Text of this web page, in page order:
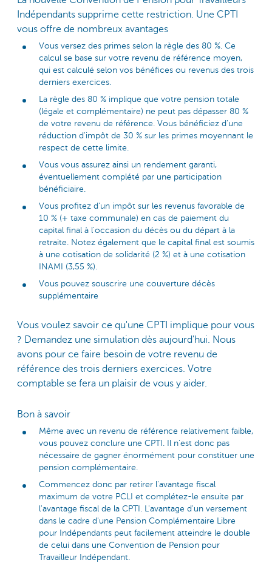
Indépendants supprime cette restriction. Une CPTI
vous offre de nombreux avantages
Vous versez des primes selon la règle des 80 %. Ce
calcul se base sur votre revenu de référence moyen,
qui est calculé selon vos bénéfices ou revenus des trois
derniers exercices.
La règle des 80 % implique que votre pension totale
(légale et complémentaire) ne peut pas dépasser 80 %
de votre revenu de référence. Vous bénéficiez d'une
réduction d'impôt de 30 % sur les primes moyennant le
respect de cette limite.
Vous vous assurez ainsi un rendement garanti,
éventuellement complété par une participation
bénéficiaire.
Vous profitez d'un impôt sur les revenus favorable de
10 % (+ taxe communale) en cas de paiement du
capital final à l'occasion du décès ou du départ à la
retraite. Notez également que le capital final est soumis
à une cotisation de solidarité (2 %) et à une cotisation
INAMI (3,55 %).
Vous pouvez souscrire une couverture décès
supplémentaire
Vous voulez savoir ce qu'une CPTI implique pour vous
? Demandez une simulation dès aujourd'hui. Nous
avons pour ce faire besoin de votre revenu de
référence des trois derniers exercices. Votre
comptable se fera un plaisir de vous y aider.
Bon à savoir
Même avec un revenu de référence relativement faible,
vous pouvez conclure une CPTI. Il n'est donc pas
nécessaire de gagner énormément pour constituer une
pension complémentaire.
Commencez donc par retirer l'avantage fiscal
maximum de votre PCLI et complétez-le ensuite par
l'avantage fiscal de la CPTI. L'avantage d'un versement
dans le cadre d'une Pension Complémentaire Libre
pour Indépendants peut facilement atteindre le double
de celui dans une Convention de Pension pour
Travailleur Indépendant.